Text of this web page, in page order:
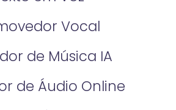
Vocal
de Música IA
de Áudio Online